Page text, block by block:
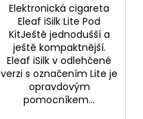
Elektronická cigareta
Eleaf iSilk Lite Pod
KitJeště jednodušší a
ještě kompaktnější.
Eleaf iSilk v odlehčené
verzi s označením Lite je
opravdovým
pomocníkem...